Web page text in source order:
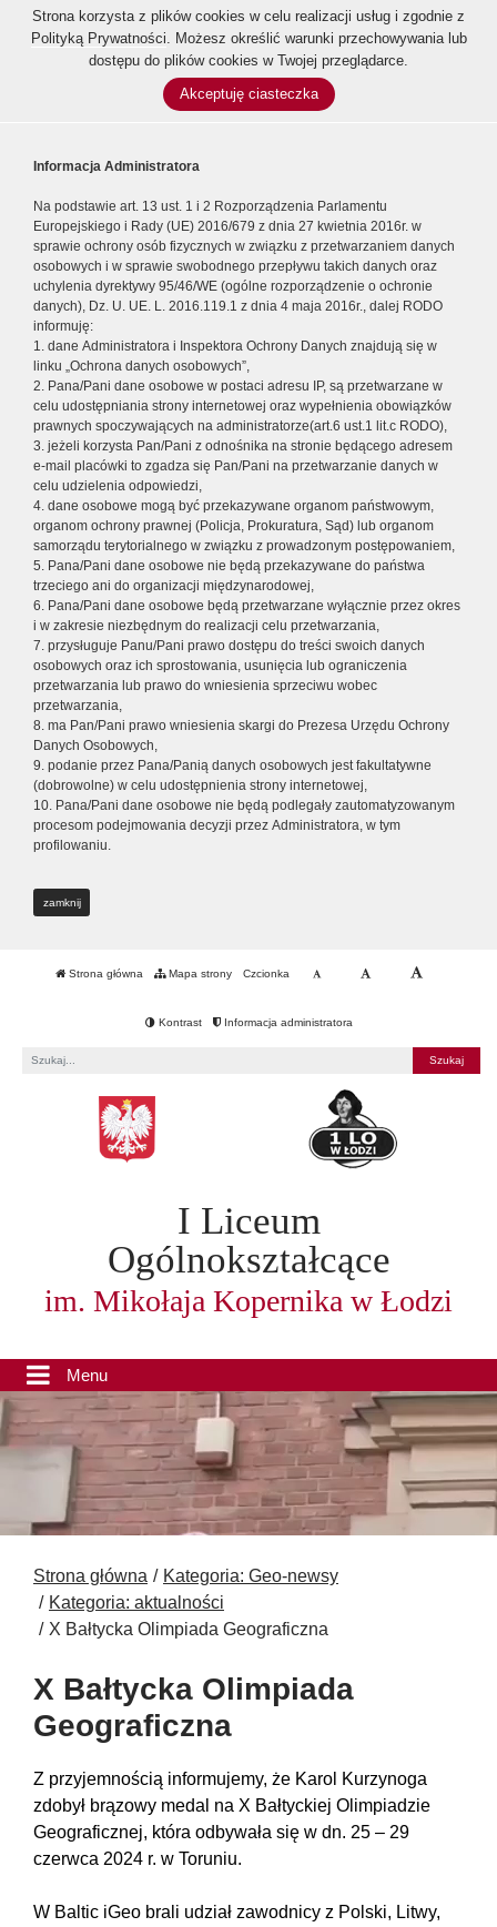
Strona korzysta z plików cookies w celu realizacji usług i zgodnie z
Polityką Prywatności. Możesz określić warunki przechowywania lub
dostępu do plików cookies w Twojej przeglądarce.
Akceptuję ciasteczka
Informacja Administratora
Na podstawie art. 13 ust. 1 i 2 Rozporządzenia Parlamentu
Europejskiego i Rady (UE) 2016/679 z dnia 27 kwietnia 2016r. w
sprawie ochrony osób fizycznych w związku z przetwarzaniem danych
osobowych i w sprawie swobodnego przepływu takich danych oraz
uchylenia dyrektywy 95/46/WE (ogólne rozporządzenie o ochronie
danych), Dz. U. UE. L. 2016.119.1 z dnia 4 maja 2016r., dalej RODO
informuję:
1. dane Administratora i Inspektora Ochrony Danych znajdują się w
linku „Ochrona danych osobowych”,
2. Pana/Pani dane osobowe w postaci adresu IP, są przetwarzane w
celu udostępniania strony internetowej oraz wypełnienia obowiązków
prawnych spoczywających na administratorze(art.6 ust.1 lit.c RODO),
3. jeżeli korzysta Pan/Pani z odnośnika na stronie będącego adresem
e-mail placówki to zgadza się Pan/Pani na przetwarzanie danych w
celu udzielenia odpowiedzi,
4. dane osobowe mogą być przekazywane organom państwowym,
organom ochrony prawnej (Policja, Prokuratura, Sąd) lub organom
samorządu terytorialnego w związku z prowadzonym postępowaniem,
5. Pana/Pani dane osobowe nie będą przekazywane do państwa
trzeciego ani do organizacji międzynarodowej,
6. Pana/Pani dane osobowe będą przetwarzane wyłącznie przez okres
i w zakresie niezbędnym do realizacji celu przetwarzania,
7. przysługuje Panu/Pani prawo dostępu do treści swoich danych
osobowych oraz ich sprostowania, usunięcia lub ograniczenia
przetwarzania lub prawo do wniesienia sprzeciwu wobec
przetwarzania,
8. ma Pan/Pani prawo wniesienia skargi do Prezesa Urzędu Ochrony
Danych Osobowych,
9. podanie przez Pana/Panią danych osobowych jest fakultatywne
(dobrowolne) w celu udostępnienia strony internetowej,
10. Pana/Pani dane osobowe nie będą podlegały zautomatyzowanym
procesom podejmowania decyzji przez Administratora, w tym
profilowaniu.
zamknij
Strona główna Mapa strony Czcionka
Kontrast Informacja administratora
I Liceum
Ogólnokształcące
im. Mikołaja Kopernika w Łodzi
Menu
Strona główna
Kategoria: Geo-newsy
Kategoria: aktualności
X Bałtycka Olimpiada Geograficzna
X Bałtycka Olimpiada
Geograficzna
Z przyjemnością informujemy, że Karol Kurzynoga
zdobył brązowy medal na X Bałtyckiej Olimpiadzie
Geograficznej, która odbywała się w dn. 25 – 29
czerwca 2024 r. w Toruniu.
W Baltic iGeo brali udział zawodnicy z Polski, Litwy,